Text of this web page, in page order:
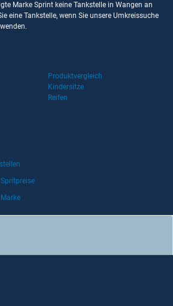
Marke Sprint keine Tankstelle in Wangen an
eine Tankstelle, wenn Sie unsere Umkreissuche
Produktvergleich
Kindersitze
Reifen